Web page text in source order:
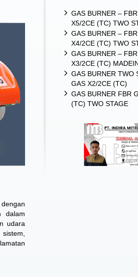
dalam
udara
GAS BURNER –
X5/2CE (TC) TWO
GAS BURNER –
X4/2CE (TC) TWO
GAS BURNER –
X3/2CE (TC)
GAS BURNER TWO
GAS X2/2CE (TC)
GAS BURNER FBR
(TC) TWO STAGE